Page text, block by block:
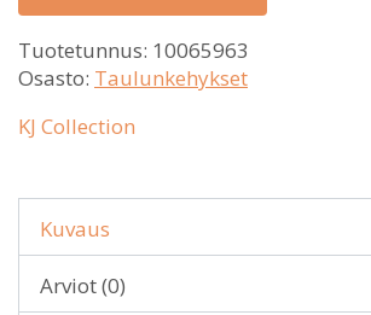
Tuotetunnus: 10065963
Osasto: Taulunkehykset
KJ Collection
Kuvaus
Arviot (0)